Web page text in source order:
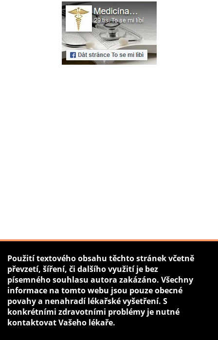
Použití textového obsahu těchto stránek včetně
převzetí, šíření, či dalšího využití je bez
písemného souhlasu autora zakázáno. Všechny
informace na tomto webu jsou pouze obecné
povahy a nenahradí lékařské vyšetření. S
konkrétními zdravotními problémy je nutné
kontaktovat Vašeho lékaře.